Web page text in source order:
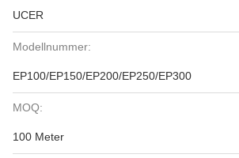
UCER
Modellnummer:
EP100/EP150/EP200/EP250/EP300
MOQ:
100 Meter